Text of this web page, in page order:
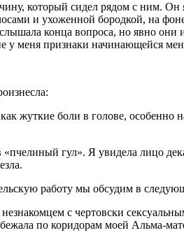
который сидел рядом с ним.
и ухоженной бородкой, на
конца вопроса, но явно они
у меня признаки начинающейся
жуткие боли в голове,
гул». Я увидела лицо
работу мы обсудим в
с чертовски
по коридорам моей Альма-